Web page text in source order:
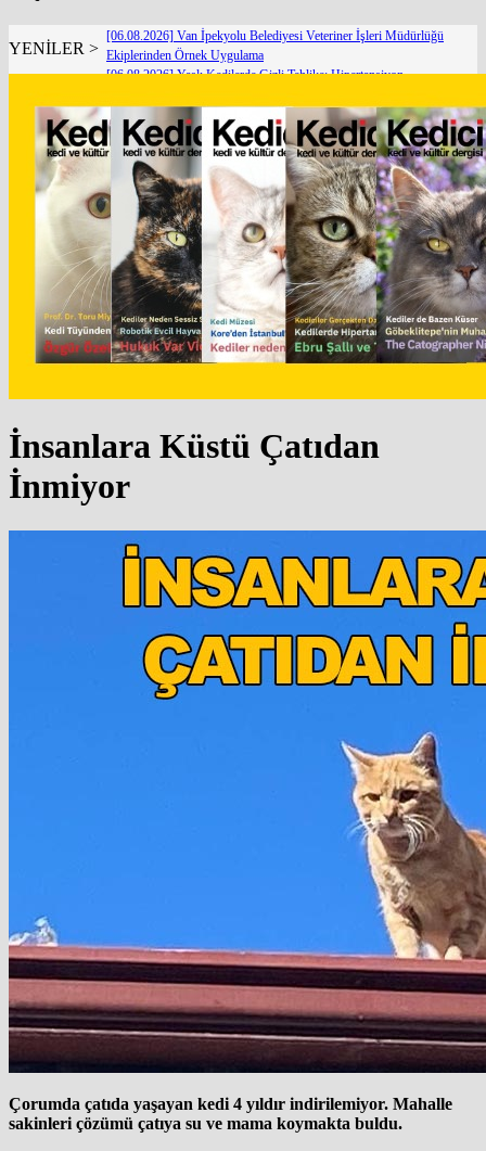
YENİLER >
[06.08.2026] Van İpekyolu Belediyesi Veteriner İşleri Müdürlüğü
Ekiplerinden Örnek Uygulama
[06.08.2026] Yaşlı Kedilerde Gizli Tehlike: Hipertansiyon
[05.08.2026] KEDİ REFAHINDA YENİ BİR DÖNEM: SECURECAT TÜRKİYE’YE
GELİYOR
[04.08.2026] The Catographer Nils Jacobi : Dünyanın En Ünlü Kedi Fotoğrafçısı ile Özel
Röportaj
[03.08.2026] Kedilerde Kronik Böbrek Hastalığında Yeni Dönem: IRIS 2026 Gerçekten
Neyi Değiştirdi?
[03.08.2026] O Gittiğinde Evden Sadece Bir Nefes Gitmiyor
[01.08.2026] Modern Dünya Uykuyu Kaybetti… Kediler Hatırlatıyor
[31.07.2026] Biz Bin Yıl Önce de Kediciydik
[30.07.2026] Avrupa’ da Kedi Sahipliği mi, Köpek Sahipliği mi Daha Fazla?
İnsanlara Küstü Çatıdan
İnmiyor
Çorumda çatıda yaşayan kedi 4 yıldır indirilemiyor. Mahalle
sakinleri çözümü çatıya su ve mama koymakta buldu.